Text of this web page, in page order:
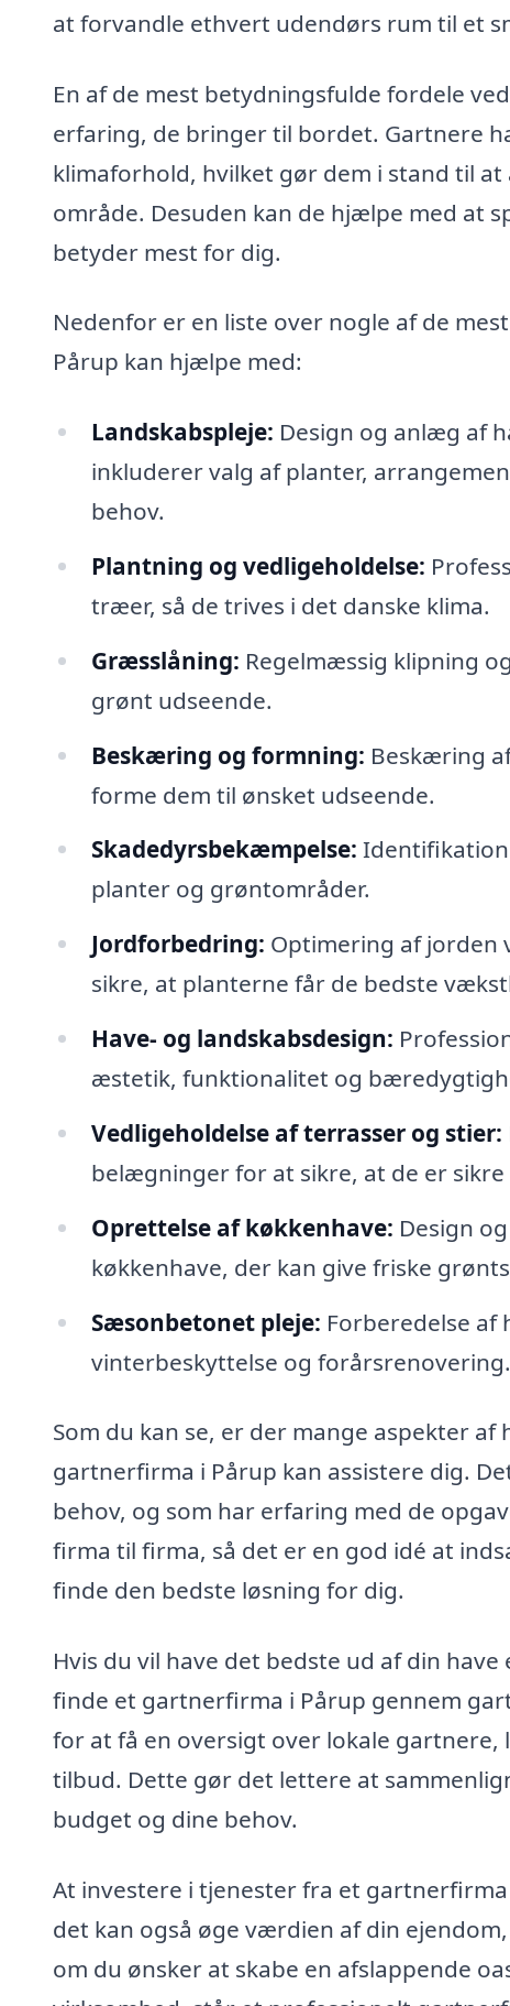
at forvandle ethvert udendørs rum til et
En af de mest betydningsfulde fordele
erfaring, de bringer til bordet. Gartnere
klimaforhold, hvilket gør dem i stand til
område. Desuden kan de hjælpe med at
betyder mest for dig.
Nedenfor er en liste over nogle af de
Pårup kan hjælpe med:
Landskabspleje: Design og anlæg af
inkluderer valg af planter,
behov.
Plantning og vedligeholdelse:
træer, så de trives i det danske klima.
Græsslåning: Regelmæssig klipning
grønt udseende.
Beskæring og formning: Beskæring
forme dem til ønsket udseende.
Skadedyrsbekæmpelse: Identifikation
planter og grøntområder.
Jordforbedring: Optimering af jorden
sikre, at planterne får de bedste
Have- og landskabsdesign:
æstetik, funktionalitet og
Vedligeholdelse af terrasser og stier:
belægninger for at sikre, at de er sikre
Oprettelse af køkkenhave: Design
køkkenhave, der kan give friske
Sæsonbetonet pleje: Forberedelse
vinterbeskyttelse og forårsrenovering.
Som du kan se, er der mange aspekter
gartnerfirma i Pårup kan assistere dig.
behov, og som har erfaring med de
firma til firma, så det er en god idé at
finde den bedste løsning for dig.
Hvis du vil have det bedste ud af din
finde et gartnerfirma i Pårup gennem
for at få en oversigt over lokale
tilbud. Dette gør det lettere at
budget og dine behov.
At investere i tjenester fra et
det kan også øge værdien af din
om du ønsker at skabe en afslappende